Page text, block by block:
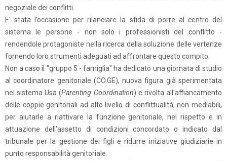
negoziale dei conflitti.
E' stata l’occasione per rilanciare la sfida di porre al centro del
sistema le persone - non solo i professionisti del conflitto -
rendendole protagoniste nella ricerca della soluzione delle vertenze
fornendo loro strumenti adeguati ad affrontare questo compito.
Non a caso il "gruppo 5 - famiglia" ha dedicato una giornata di studio
al coordinatore genitoriale (CO.GE), nuova figura già sperimentata
nel sistema Usa (Parenting Coordination) e rivolta all’affiancamento
delle coppie genitoriali ad alto livello di conflittualità, non mediabili,
per aiutarle a riattivare la funzione genitoriale, nel rispetto e in
attuazione dell’assetto di condizioni concordato o indicato dal
tribunale per la gestione dei figli e ridurre iniziative giudiziarie in
punto responsabilità genitoriale.